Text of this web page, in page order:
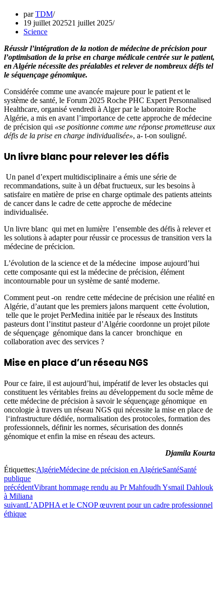
parTDM
19 juillet 202521 juillet 2025
Science
Réussir l’intégration de la notion de médecine de précision pour
l’optimisation de la prise en charge médicale centrée sur le patient,
en Algérie nécessite des préalables et relever de nombreux défis tel
le séquençage génomique.
Considérée comme une avancée majeure pour le patient et le
système de santé, le Forum 2025 Roche PHC Expert Personnalised
Healthcare, organisé vendredi à Alger par le laboratoire Roche
Algérie, a mis en avant l’importance de cette approche de médecine
de précision qui «se positionne comme une réponse prometteuse aux
défis de la prise en charge individualisée», a- t-on souligné.
Un livre blanc pour relever les défis
Un panel d’expert multidisciplinaire a émis une série de
recommandations, suite à un débat fructueux, sur les besoins à
satisfaire en matière de prise en charge optimale des patients atteints
de cancer dans le cadre de cette approche de médecine
individualisée.
Un livre blanc qui met en lumière l’ensemble des défis à relever et
les solutions à adapter pour réussir ce processus de transition vers la
médecine de précicion.
L’évolution de la science et de la médecine impose aujourd’hui
cette composante qui est la médecine de précision, élément
incontournable pour un système de santé moderne.
Comment peut -on rendre cette médecine de précision une réalité en
Algérie, d’autant que les premiers jalons marquent cette évolution,
telle que le projet PerMedina initiée par le réseaux des Instituts
pasteurs dont l’institut pasteur d’Algérie coordonne un projet pilote
de séquençage génomique dans la cancer bronchique en
collaboration avec des services ?
Mise en place d’un réseau NGS
Pour ce faire, il est aujourd’hui, impératif de lever les obstacles qui
constituent les véritables freins au développement du socle même de
cette médecine de précision à savoir le séquençage génomique en
oncologie à travers un réseau NGS qui nécessite la mise en place de
l‘infrastructure dédiée, normalisation des protocoles, formation des
professionnels, définir les normes, sécurisation des donnés
génomique et enfin la mise en réseau des acteurs.
Djamila Kourta
Étiquettes:AlgérieMédecine de précision en AlgérieSantéSanté
publique
précédentVibrant hommage rendu au Pr Mahfoudh Ysmail Dahlouk
à Miliana
suivantL’ADPHA et le CNOP œuvrent pour un cadre professionnel
éthique